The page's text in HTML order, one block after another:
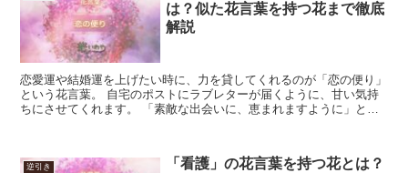
は？似た花言葉を持つ花まで徹底
解説
恋愛運や結婚運を上げたい時に、力を貸してくれるのが「恋の便り」
という花言葉。 自宅のポストにラブレターが届くように、甘い気持
ちにさせてくれます。 「素敵な出会いに、恵まれますように」と新
逆引き
「看護」の花言葉を持つ花とは？